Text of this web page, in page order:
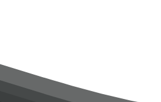
в техникуме прошел